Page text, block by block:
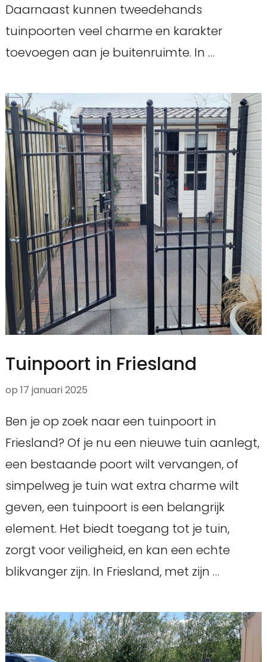
Daarnaast kunnen tweedehands
tuinpoorten veel charme en karakter
toevoegen aan je buitenruimte. In …
Tuinpoort in Friesland
op 17 januari 2025
Ben je op zoek naar een tuinpoort in
Friesland? Of je nu een nieuwe tuin aanlegt,
een bestaande poort wilt vervangen, of
simpelweg je tuin wat extra charme wilt
geven, een tuinpoort is een belangrijk
element. Het biedt toegang tot je tuin,
zorgt voor veiligheid, en kan een echte
blikvanger zijn. In Friesland, met zijn …